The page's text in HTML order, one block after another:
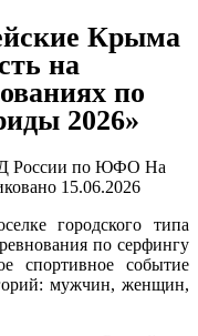
Крыма
на
по
2026»
России по ЮФО На
15.06.2026
городского типа
по серфингу
спортивное событие
мужчин, женщин,